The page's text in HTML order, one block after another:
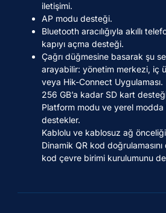
iletişimi.
AP modu desteği.
Bluetooth aracılığıyla akıllı
kapıyı açma desteği.
Çağrı düğmesine basarak şu
arayabilir: yönetim merkezi, iç
veya Hik-Connect Uygulaması.
256 GB’a kadar SD kart
Platform modu ve yerel modda
destekler.
Kablolu ve kablosuz ağ
Dinamik QR kod
kod çevre birimi kurulumunu